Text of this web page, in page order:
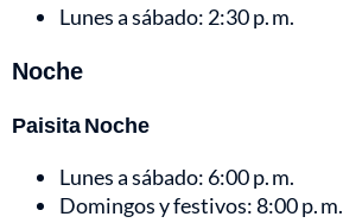
Lunes a sábado: 2:30 p. m.
Noche
Paisita Noche
Lunes a sábado: 6:00 p. m.
Domingos y festivos: 8:00 p. m.